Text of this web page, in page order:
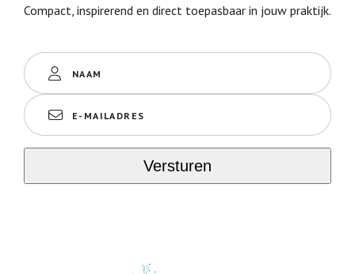
Compact, inspirerend en direct toepasbaar in jouw praktijk.
Naam
E-
mailadres(Vereist)